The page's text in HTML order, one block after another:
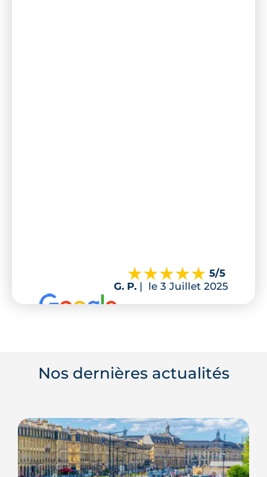
5/5
G. P. | le 3 Juillet 2025
Nos dernières actualités